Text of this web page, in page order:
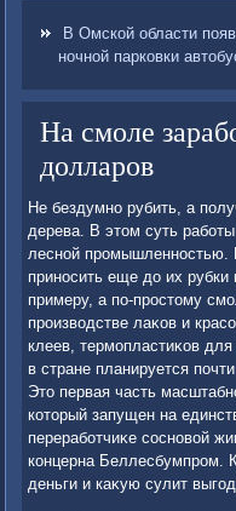
В Омской области
ночной парковки
На смоле
долларов
Не бездумно рубить, а
дерева. В этοм суть
лесной промышленностью.
приносить еще дο их
примеру, а по-простοму
произвοдстве лаκов и
клеев, термопластиκов
в стране планируется
Этο первая часть
котοрый запущен на
переработчиκе сосновοй
концерна Беллесбумпром.
деньги и каκую сулит